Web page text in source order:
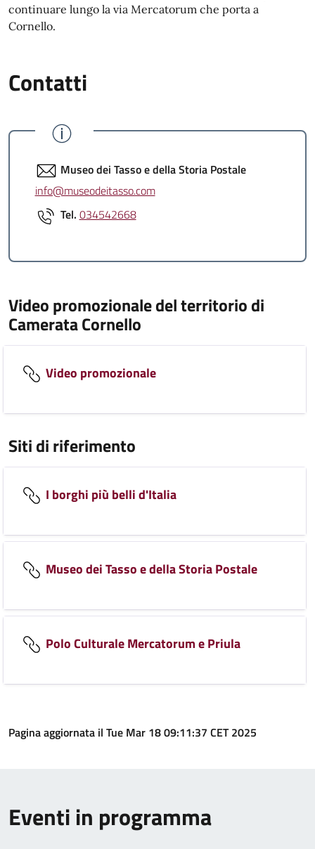
continuare lungo la via Mercatorum che porta a
Cornello.
Contatti
Museo dei Tasso e della Storia Postale
info@museodeitasso.com
Tel. 034542668
Video promozionale del territorio di
Camerata Cornello
Video promozionale
Siti di riferimento
I borghi più belli d'Italia
Museo dei Tasso e della Storia Postale
Polo Culturale Mercatorum e Priula
Pagina aggiornata il Tue Mar 18 09:11:37 CET 2025
Eventi in programma